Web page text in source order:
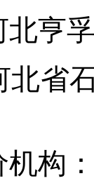
北亨
北省
机构